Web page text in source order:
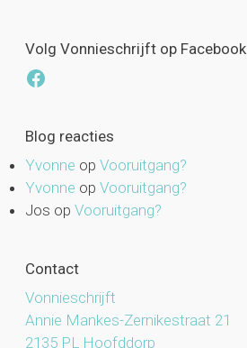
Volg Vonnieschrijft op Facebook
Facebook
Blog reacties
Yvonne op Vooruitgang?
Yvonne op Vooruitgang?
Jos op Vooruitgang?
Contact
Vonnieschrijft
Annie Mankes-Zernikestraat 21
2135 PL Hoofddorp